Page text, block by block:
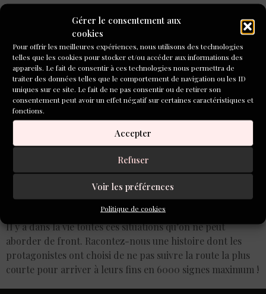
Gérer le consentement aux
cookies
Pour offrir les meilleures expériences, nous utilisons des technologies
telles que les cookies pour stocker et/ou accéder aux informations des
appareils. Le fait de consentir à ces technologies nous permettra de
traiter des données telles que le comportement de navigation ou les ID
uniques sur ce site. Le fait de ne pas consentir ou de retirer son
consentement peut avoir un effet négatif sur certaines caractéristiques et
fonctions.
Accepter
Refuser
Voir les préférences
Politique de cookies
Concours de nouvelles
Inventoire « Détour(s) »
Il y a dans la vie toutes ces situations qu’on ne peut
aborder de front. Racontez-nous une histoire dont les
protagonistes ont choisi de ne pas suivre la route la plus
courte pour arriver à leurs fins en 6000 signes maximum !